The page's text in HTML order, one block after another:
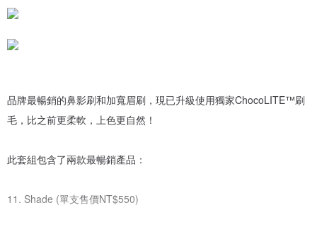
品牌最暢銷的鼻影刷和加寬眉刷，現已升級使用獨家ChocoLITE™刷
毛，比之前更柔軟，上色更自然！
此套組包含了兩款最暢銷產品：
11. Shade (單支售價NT$550)